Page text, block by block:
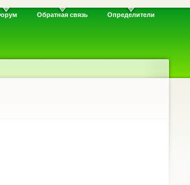
Обратная связь Определители